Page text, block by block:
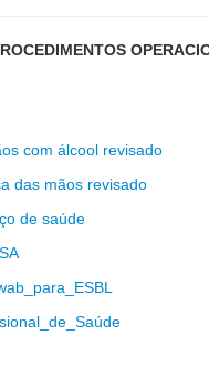
com álcool revisado
das mãos revisado
de saúde